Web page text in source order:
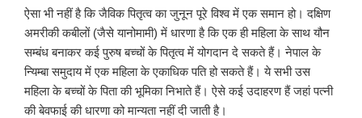
ऐसा भी नहीं है कि जैविक पितृत्व का जुनून पूरे विश्व में एक समान हो। दक्षिण
अमरीकी कबीलों (जैसे यानोमामी) में धारणा है कि एक ही महिला के साथ यौन
सम्बंध बनाकर कई पुरुष बच्चों के पितृत्व में योगदान दे सकते हैं। नेपाल के
न्यिम्बा समुदाय में एक महिला के एकाधिक पति हो सकते हैं। ये सभी उस
महिला के बच्चों के पिता की भूमिका निभाते हैं। ऐसे कई उदाहरण हैं जहां पत्नी
की बेवफाई की धारणा को मान्यता नहीं दी जाती है।